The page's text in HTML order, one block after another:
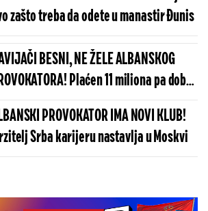
zašto treba da odete u manastir Đunis
BESNI, NE ŽELE ALBANSKOG
Plaćen 11 miliona pa dobio
poruku
PROVOKATOR IMA NOVI KLUB!
Srba karijeru nastavlja u Moskvi